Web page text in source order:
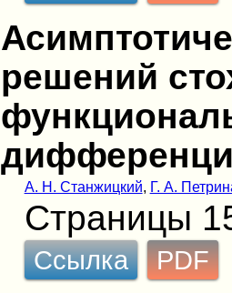
решений
А. Н. Станжицкий, Г. А.
Страницы
Ссылка PDF